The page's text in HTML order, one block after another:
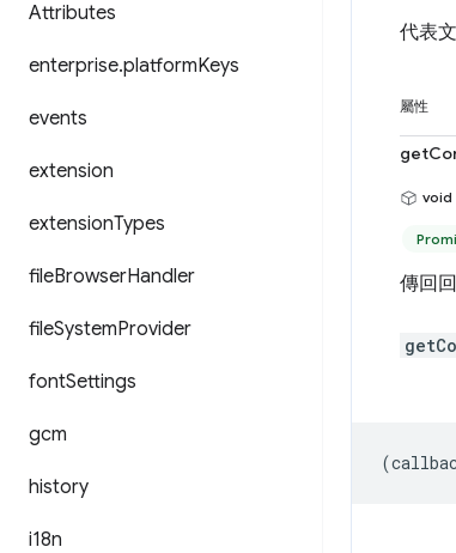
Attributes
enterprise.platformKeys
events
extension
extensionTypes
fileBrowserHandler
fileSystemProvider
fontSettings
gcm
history
i18n
代表
屬性
void
傳回
(